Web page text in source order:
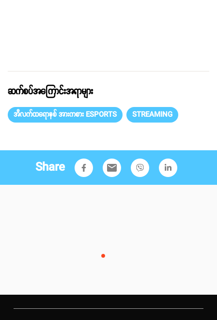
ဆက်စပ်အကြောင်းအရာများ
အီလက်ထရောနစ် အားကစား ESPORTS STREAMING
Share email